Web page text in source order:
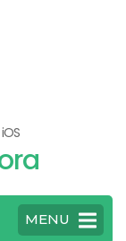
MENU